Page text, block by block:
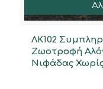
ΛΚ102
Ζωοτροφή
Νιφάδας